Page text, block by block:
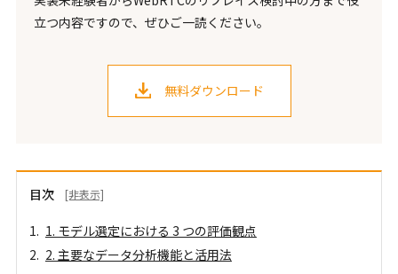
立つ内容ですので、ぜひご一読ください。
無料ダウンロード
目次 [非表示]
1. モデル選定における 3 つの評価観点
2. 主要なデータ分析機能と活用法